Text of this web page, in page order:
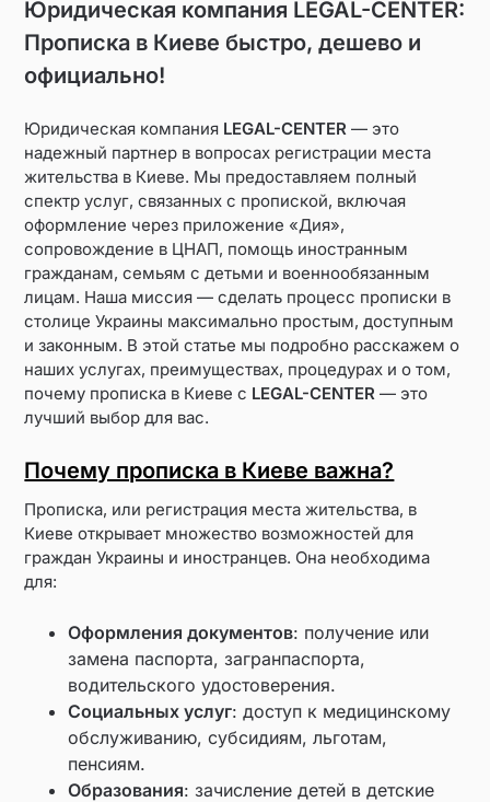
Юридическая компания LEGAL-CENTER:
Прописка в Киеве быстро, дешево и
официально!
Юридическая компания LEGAL-CENTER — это
надежный партнер в вопросах регистрации места
жительства в Киеве. Мы предоставляем полный
спектр услуг, связанных с пропиской, включая
оформление через приложение «Дия»,
сопровождение в ЦНАП, помощь иностранным
гражданам, семьям с детьми и военнообязанным
лицам. Наша миссия — сделать процесс прописки в
столице Украины максимально простым, доступным
и законным. В этой статье мы подробно расскажем о
наших услугах, преимуществах, процедурах и о том,
почему прописка в Киеве с LEGAL-CENTER — это
лучший выбор для вас.
Почему прописка в Киеве важна?
Прописка, или регистрация места жительства, в
Киеве открывает множество возможностей для
граждан Украины и иностранцев. Она необходима
для:
Оформления документов: получение или
замена паспорта, загранпаспорта,
водительского удостоверения.
Социальных услуг: доступ к медицинскому
обслуживанию, субсидиям, льготам,
пенсиям.
Образования: зачисление детей в детские